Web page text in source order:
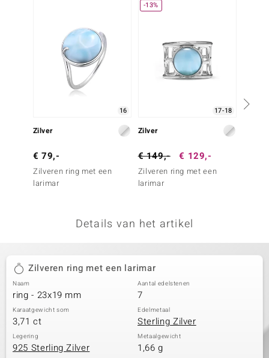
16
Zilver
€ 79,-
Zilveren ring met een
larimar
-13%
17-18
Zilver
€ 149,- € 129,-
Zilveren ring met een
larimar
Details van het artikel
Zilveren ring met een larimar
Naam
ring - 23x19 mm
Aantal edelstenen
7
Karaatgewicht som
3,71 ct
Edelmetaal
Sterling Zilver
Legering
925 Sterling Zilver
Metaalgewicht
1,66 g